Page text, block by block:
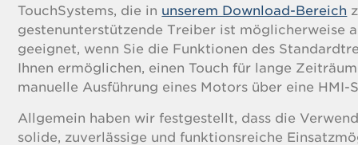
TouchSystems, die in unserem Download-Bereich
gestenunterstützende Treiber ist möglicherweise
geeignet, wenn Sie die Funktionen des
Ihnen ermöglichen, einen Touch für lange
manuelle Ausführung eines Motors über eine HMI-
Allgemein haben wir festgestellt, dass die
solide, zuverlässige und funktionsreiche